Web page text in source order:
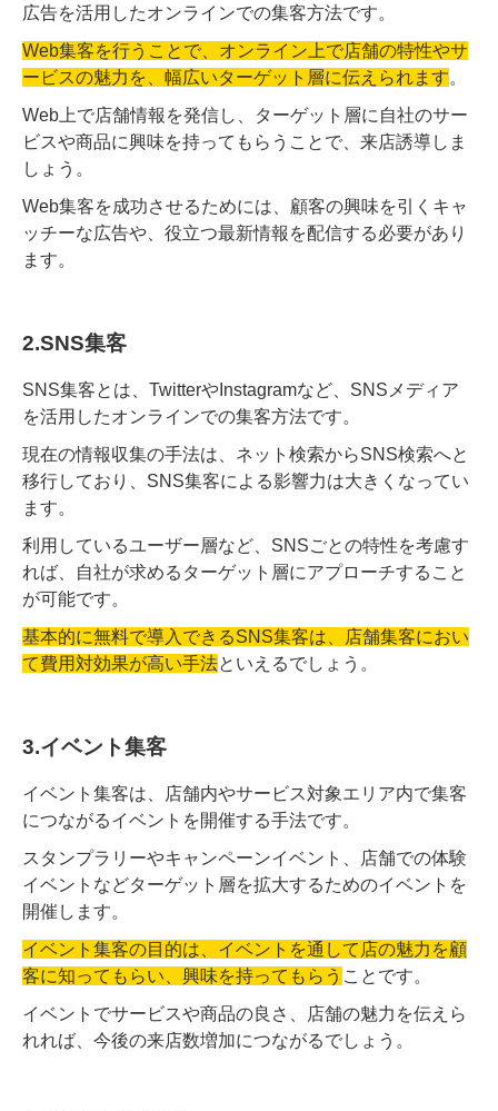
広告を活用したオンラインでの集客方法です。
Web集客を行うことで、オンライン上で店舗の特性やサ
ービスの魅力を、幅広いターゲット層に伝えられます。
Web上で店舗情報を発信し、ターゲット層に自社のサー
ビスや商品に興味を持ってもらうことで、来店誘導しま
しょう。
Web集客を成功させるためには、顧客の興味を引くキャ
ッチーな広告や、役立つ最新情報を配信する必要があり
ます。
2.SNS集客
SNS集客とは、TwitterやInstagramなど、SNSメディア
を活用したオンラインでの集客方法です。
現在の情報収集の手法は、ネット検索からSNS検索へと
移行しており、SNS集客による影響力は大きくなってい
ます。
利用しているユーザー層など、SNSごとの特性を考慮す
れば、自社が求めるターゲット層にアプローチすること
が可能です。
基本的に無料で導入できるSNS集客は、店舗集客におい
て費用対効果が高い手法といえるでしょう。
3.イベント集客
イベント集客は、店舗内やサービス対象エリア内で集客
につながるイベントを開催する手法です。
スタンプラリーやキャンペーンイベント、店舗での体験
イベントなどターゲット層を拡大するためのイベントを
開催します。
イベント集客の目的は、イベントを通して店の魅力を顧
客に知ってもらい、興味を持ってもらう ことです。
イベントでサービスや商品の良さ、店舗の魅力を伝えら
れれば、今後の来店数増加につながるでしょう。